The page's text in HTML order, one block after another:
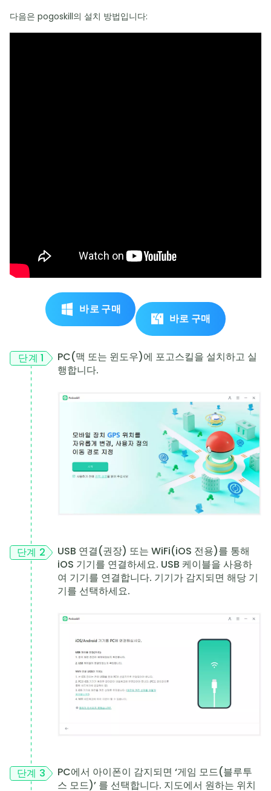
다음은 pogoskill의 설치 방법입니다:
바로 구매
바로 구매
단계 1
PC(맥 또는 윈도우)에 포고스킬을 설치하고 실
행합니다.
단계 2
USB 연결(권장) 또는 WiFi(iOS 전용)를 통해
iOS 기기를 연결하세요. USB 케이블을 사용하
여 기기를 연결합니다. 기기가 감지되면 해당 기
기를 선택하세요.
단계 3
PC에서 아이폰이 감지되면 ‘게임 모드(블루투
스 모드)’ 를 선택합니다. 지도에서 원하는 위치